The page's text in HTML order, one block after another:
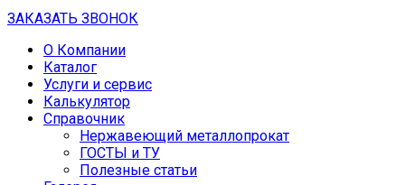
ЗАКАЗАТЬ ЗВОНОК
О Компании
Каталог
Услуги и сервис
Калькулятор
Справочник
Нержавеющий металлопрокат
ГОСТЫ и ТУ
Полезные статьи